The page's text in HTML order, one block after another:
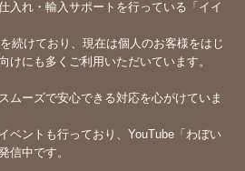
入れ・輸入サポートを行っている「イイ
続けており、現在は個人のお客様をはじ
けにも多くご利用いただいています。
ムーズで安心できる対応を心がけていま
ベントも行っており、YouTube「 わぼい
信中です。